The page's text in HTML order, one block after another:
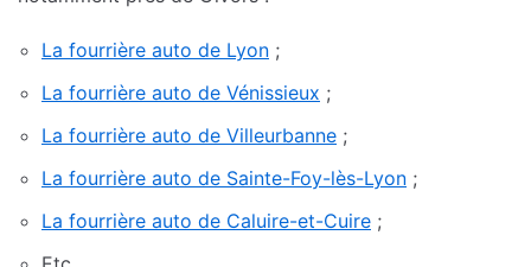
La fourrière auto de Lyon ;
La fourrière auto de Vénissieux ;
La fourrière auto de Villeurbanne ;
La fourrière auto de Sainte-Foy-lès-Lyon ;
La fourrière auto de Caluire-et-Cuire ;